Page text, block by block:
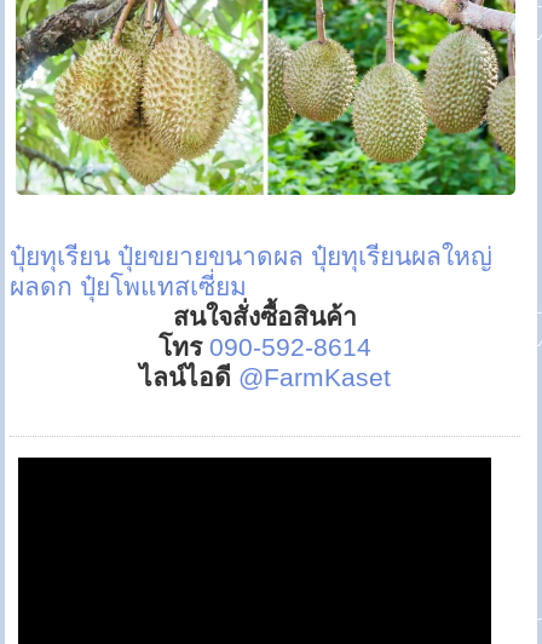
ปุ๋ยทุเรียน ปุ๋ยขยายขนาดผล ปุ๋ยทุเรียนผลใหญ่
ผลดก ปุ๋ยโพแทสเซี่ยม
สนใจสั่งซื้อสินค้า
โทร 090-592-8614
ไลน์ไอดี @FarmKaset